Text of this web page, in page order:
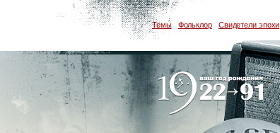
Темы Фольклор Свидетели эпохи